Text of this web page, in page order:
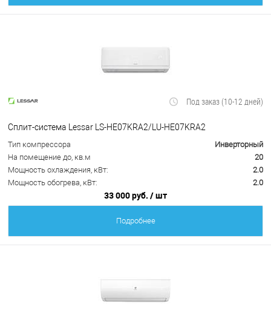
Под заказ (10-12 дней)
Сплит-система Lessar LS-HE07KRA2/LU-HE07KRA2
Тип компрессора
Инверторный
На помещение до, кв.м
20
Мощность охлаждения, кВт:
2.0
Мощность обогрева, кВт:
2.0
33 000 руб. / шт
Подробнее